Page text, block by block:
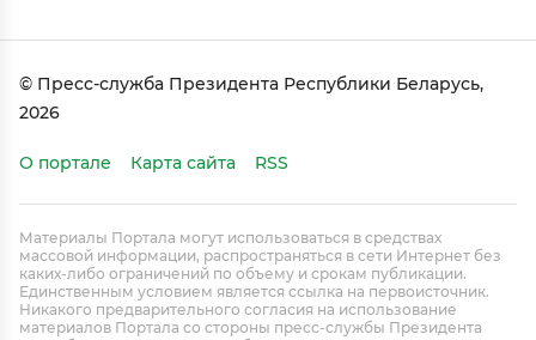
© Пресс-служба Президента Республики Беларусь,
2026
О портале Карта сайта RSS
Материалы Портала могут использоваться в средствах
массовой информации, распространяться в сети Интернет без
каких-либо ограничений по объему и срокам публикации.
Единственным условием является ссылка на первоисточник.
Никакого предварительного согласия на использование
материалов Портала со стороны пресс-службы Президента